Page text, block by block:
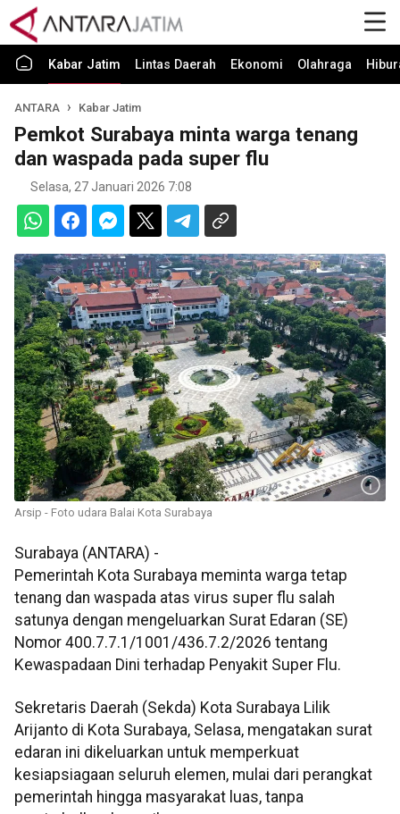
Kabar Jatim Lintas Daerah Ekonomi Olahraga
ANTARA Kabar Jatim
Pemkot Surabaya minta warga tenang
dan waspada pada super flu
Selasa, 27 Januari 2026 7:08
Arsip - Foto udara Balai Kota Surabaya
Surabaya (ANTARA) -
Pemerintah Kota Surabaya meminta warga tetap
tenang dan waspada atas virus super flu salah
satunya dengan mengeluarkan Surat Edaran (SE)
Nomor 400.7.7.1/1001/436.7.2/2026 tentang
Kewaspadaan Dini terhadap Penyakit Super Flu.
Sekretaris Daerah (Sekda) Kota Surabaya Lilik
Arijanto di Kota Surabaya, Selasa, mengatakan surat
edaran ini dikeluarkan untuk memperkuat
kesiapsiagaan seluruh elemen, mulai dari perangkat
pemerintah hingga masyarakat luas, tanpa